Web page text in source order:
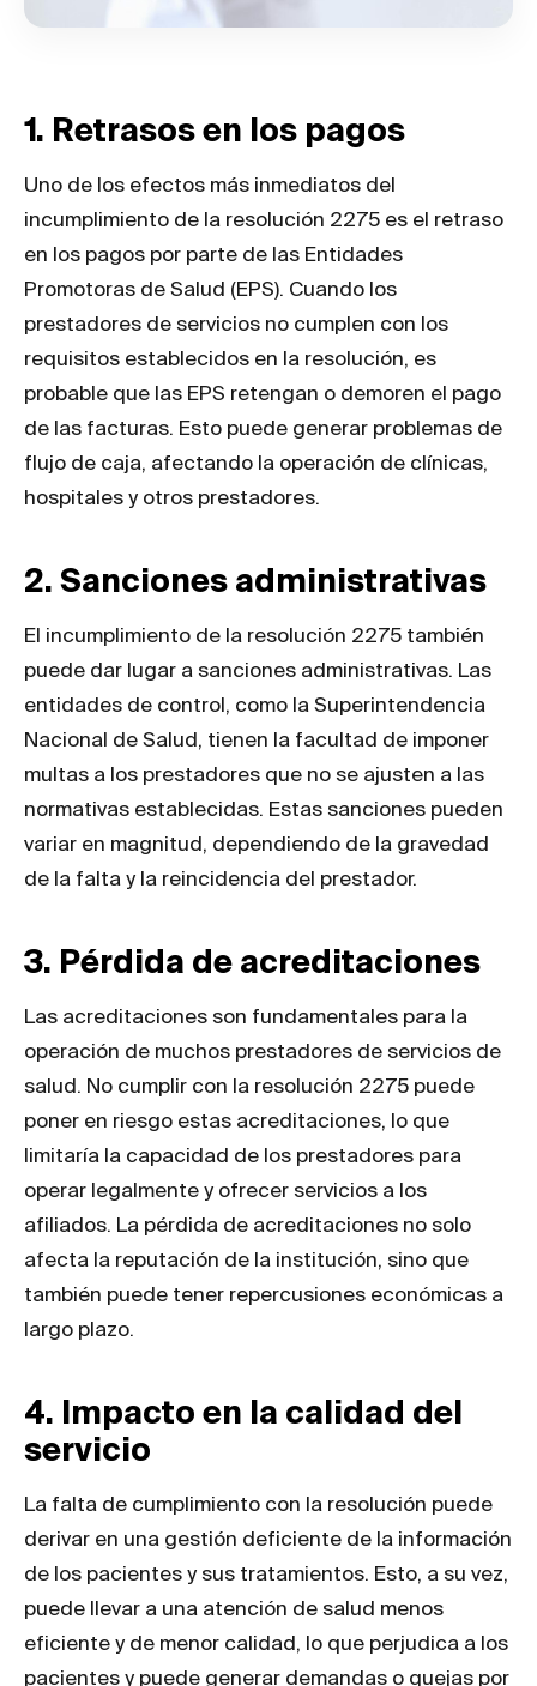
1. Retrasos en los pagos
Uno de los efectos más inmediatos del
incumplimiento de la resolución 2275 es el retraso
en los pagos por parte de las Entidades
Promotoras de Salud (EPS). Cuando los
prestadores de servicios no cumplen con los
requisitos establecidos en la resolución, es
probable que las EPS retengan o demoren el pago
de las facturas. Esto puede generar problemas de
flujo de caja, afectando la operación de clínicas,
hospitales y otros prestadores.
2. Sanciones administrativas
El incumplimiento de la resolución 2275 también
puede dar lugar a sanciones administrativas. Las
entidades de control, como la Superintendencia
Nacional de Salud, tienen la facultad de imponer
multas a los prestadores que no se ajusten a las
normativas establecidas. Estas sanciones pueden
variar en magnitud, dependiendo de la gravedad
de la falta y la reincidencia del prestador.
3. Pérdida de acreditaciones
Las acreditaciones son fundamentales para la
operación de muchos prestadores de servicios de
salud. No cumplir con la resolución 2275 puede
poner en riesgo estas acreditaciones, lo que
limitaría la capacidad de los prestadores para
operar legalmente y ofrecer servicios a los
afiliados. La pérdida de acreditaciones no solo
afecta la reputación de la institución, sino que
también puede tener repercusiones económicas a
largo plazo.
4. Impacto en la calidad del
servicio
La falta de cumplimiento con la resolución puede
derivar en una gestión deficiente de la información
de los pacientes y sus tratamientos. Esto, a su vez,
puede llevar a una atención de salud menos
eficiente y de menor calidad, lo que perjudica a los
pacientes y puede generar demandas o quejas por